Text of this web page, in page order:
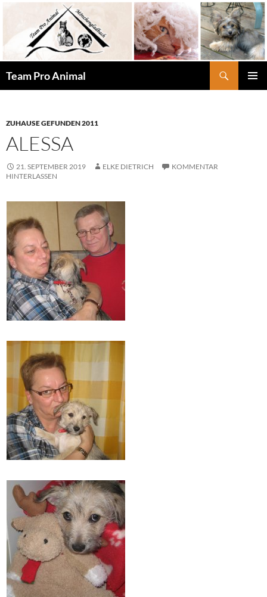
springen
Team Pro Animal
ZUHAUSE GEFUNDEN 2011
ALESSA
21. SEPTEMBER 2019 ELKE DIETRICH
KOMMENTAR
HINTERLASSEN